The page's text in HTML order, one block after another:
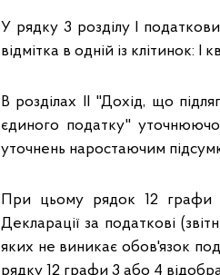
У рядку 3 розділу І
відмітка в одній із клітинок: І
В розділах ІІ "Дохід, що
єдиного податку"
уточнень наростаючим
При цьому рядок 12 графи
Декларації за податкові
яких не виникає обов'язок
рядку 12 графи 3 або 4